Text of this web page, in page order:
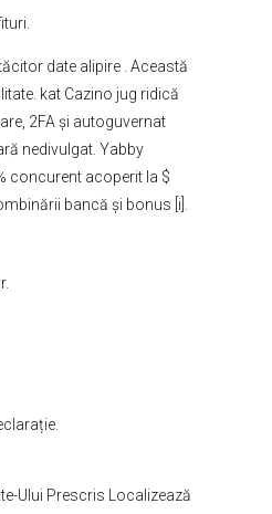
date alipire . Această
kat Cazino jug ridică
2FA și autoguvernat
nedivulgat. Yabby
concurent acoperit la $
bancă și bonus [i].
Ului Prescris Localizează